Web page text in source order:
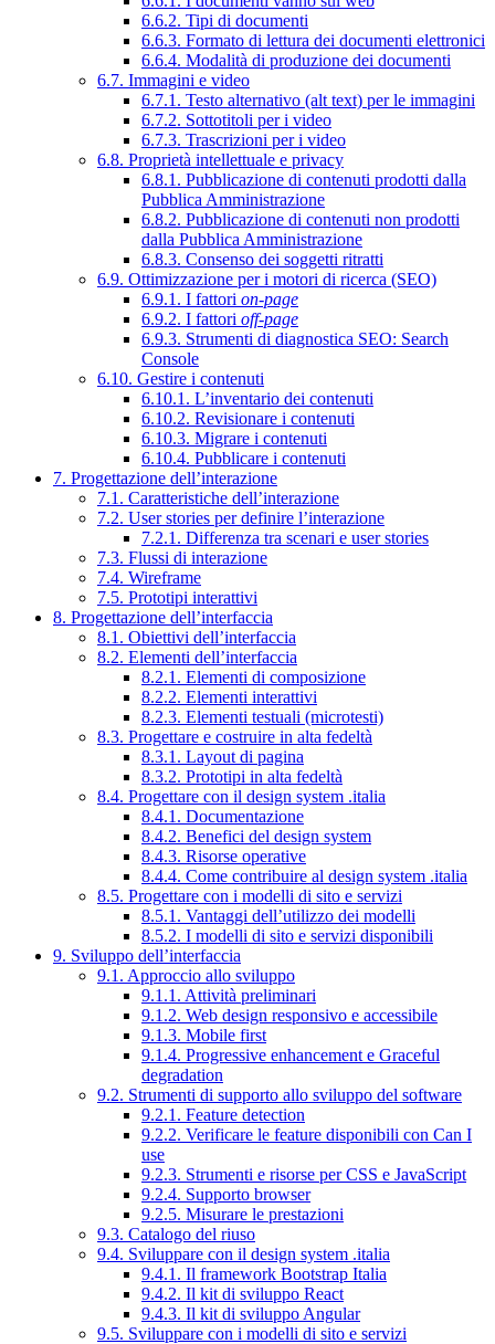
6.6.2. Tipi di documenti
6.6.3. Formato di lettura dei documenti elettronici
6.6.4. Modalità di produzione dei documenti
6.7. Immagini e video
6.7.1. Testo alternativo (alt text) per le immagini
6.7.2. Sottotitoli per i video
6.7.3. Trascrizioni per i video
6.8. Proprietà intellettuale e privacy
6.8.1. Pubblicazione di contenuti prodotti dalla
Pubblica Amministrazione
6.8.2. Pubblicazione di contenuti non prodotti
dalla Pubblica Amministrazione
6.8.3. Consenso dei soggetti ritratti
6.9. Ottimizzazione per i motori di ricerca (SEO)
6.9.1. I fattori on-page
6.9.2. I fattori off-page
6.9.3. Strumenti di diagnostica SEO: Search
Console
6.10. Gestire i contenuti
6.10.1. L’inventario dei contenuti
6.10.2. Revisionare i contenuti
6.10.3. Migrare i contenuti
6.10.4. Pubblicare i contenuti
7. Progettazione dell’interazione
7.1. Caratteristiche dell’interazione
7.2. User stories per definire l’interazione
7.2.1. Differenza tra scenari e user stories
7.3. Flussi di interazione
7.4. Wireframe
7.5. Prototipi interattivi
8. Progettazione dell’interfaccia
8.1. Obiettivi dell’interfaccia
8.2. Elementi dell’interfaccia
8.2.1. Elementi di composizione
8.2.2. Elementi interattivi
8.2.3. Elementi testuali (microtesti)
8.3. Progettare e costruire in alta fedeltà
8.3.1. Layout di pagina
8.3.2. Prototipi in alta fedeltà
8.4. Progettare con il design system .italia
8.4.1. Documentazione
8.4.2. Benefici del design system
8.4.3. Risorse operative
8.4.4. Come contribuire al design system .italia
8.5. Progettare con i modelli di sito e servizi
8.5.1. Vantaggi dell’utilizzo dei modelli
8.5.2. I modelli di sito e servizi disponibili
9. Sviluppo dell’interfaccia
9.1. Approccio allo sviluppo
9.1.1. Attività preliminari
9.1.2. Web design responsivo e accessibile
9.1.3. Mobile first
9.1.4. Progressive enhancement e Graceful
degradation
9.2. Strumenti di supporto allo sviluppo del software
9.2.1. Feature detection
9.2.2. Verificare le feature disponibili con Can I
use
9.2.3. Strumenti e risorse per CSS e JavaScript
9.2.4. Supporto browser
9.2.5. Misurare le prestazioni
9.3. Catalogo del riuso
9.4. Sviluppare con il design system .italia
9.4.1. Il framework Bootstrap Italia
9.4.2. Il kit di sviluppo React
9.4.3. Il kit di sviluppo Angular
9.5. Sviluppare con i modelli di sito e servizi